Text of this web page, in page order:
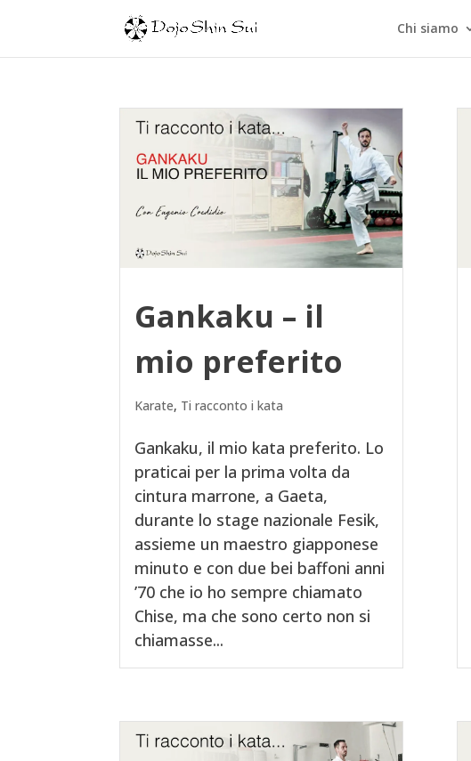
Chi siamo
Gankaku – il
mio preferito
Karate, Ti racconto i kata
Gankaku, il mio kata preferito. Lo
praticai per la prima volta da
cintura marrone, a Gaeta,
durante lo stage nazionale Fesik,
assieme un maestro giapponese
minuto e con due bei baffoni anni
’70 che io ho sempre chiamato
Chise, ma che sono certo non si
chiamasse...